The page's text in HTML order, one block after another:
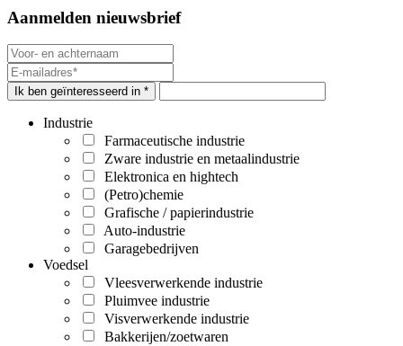
Aanmelden nieuwsbrief
Ik ben geïnteresseerd in *
Industrie
Farmaceutische industrie
Zware industrie en metaalindustrie
Elektronica en hightech
(Petro)chemie
Grafische / papierindustrie
Auto-industrie
Garagebedrijven
Voedsel
Vleesverwerkende industrie
Pluimvee industrie
Visverwerkende industrie
Bakkerijen/zoetwaren